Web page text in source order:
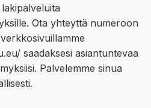
Ota yhteyttä numeroon
saadaksesi asiantuntevaa
Palvelemme sinua